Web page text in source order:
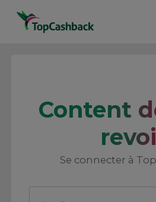
Content
Se connecter à